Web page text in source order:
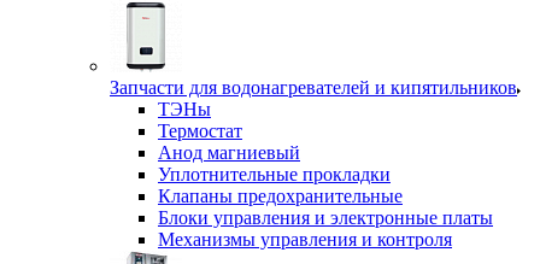
Запчасти для водонагревателей и кипятильников
ТЭНы
Термостат
Анод магниевый
Уплотнительные прокладки
Клапаны предохранительные
Блоки управления и электронные платы
Механизмы управления и контроля